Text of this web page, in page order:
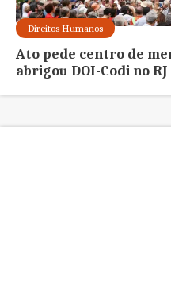
Direitos Humanos
Ato pede centro de
abrigou DOI-Codi no RJ